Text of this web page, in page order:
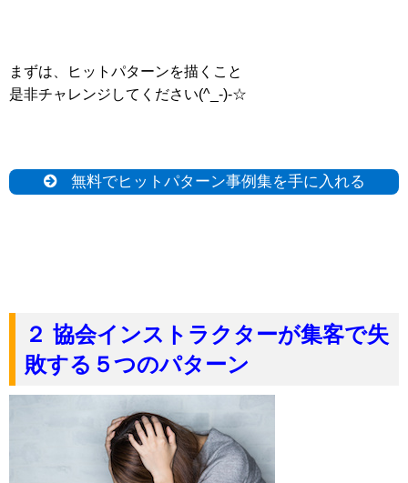
まずは、ヒットパターンを描くこと
是非チャレンジしてください(^_-)-☆
無料でヒットパターン事例集を手に入れる
２ 協会インストラクターが集客で失
敗する５つのパターン